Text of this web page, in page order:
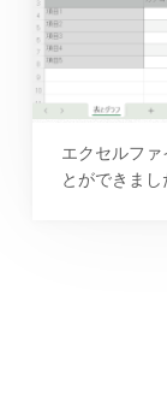
エクセルフ
とができまし